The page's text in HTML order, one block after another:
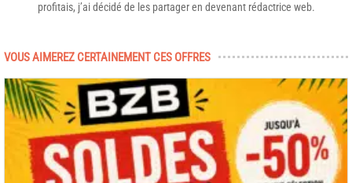
profitais, j’ai décidé de les partager en devenant rédactrice web.
VOUS AIMEREZ CERTAINEMENT CES OFFRES